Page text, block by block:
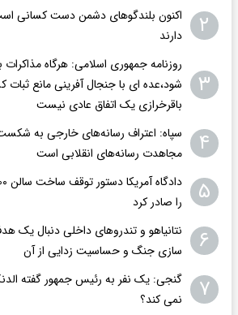
۲
اکنون بلندگوهای دشمن دست کسانی
دارند
۳
روزنامه جمهوری اسلامی: هرگاه
شود،عده ای با جنجال آفرینی مانع
باقرخرازی یک اتفاق عادی نیست
۴
سپاه: اعتراف رسانه‌های خارجی به
مجاهدت رسانه‌های انقلابی است
۵
را صادر کرد
۶
نتانیاهو و تندروهای داخلی دنبال
سازی جنگ و حساسیت زدایی از آن
۷
گنجی: یک نفر به رئیس جمهور گفته
نمی کند؟